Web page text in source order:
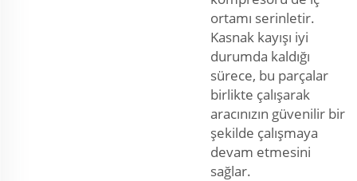
ortamı serinletir.
Kasnak kayışı iyi
durumda kaldığı
sürece, bu parçalar
birlikte çalışarak
aracınızın güvenilir bir
şekilde çalışmaya
devam etmesini
sağlar.